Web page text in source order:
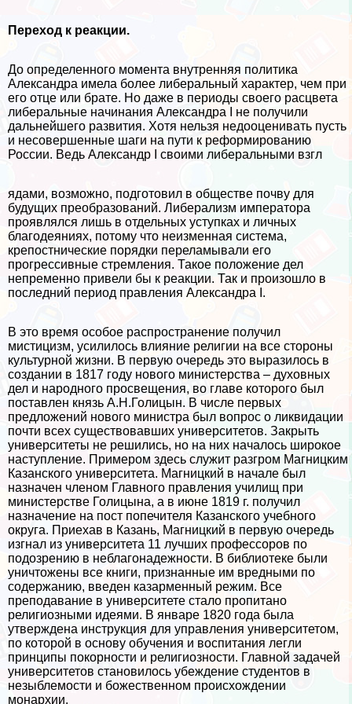
Переход к реакции.
До определенного момента внутренняя политика
Александра имела более либеральный хаpaктер, чем при
его отце или брате. Но даже в периоды своего расцвета
либеральные начинания Александра I не получили
дальнейшего развития. Хотя нельзя недооценивать пусть
и несовершенные шаги на пути к реформированию
России. Ведь Александр I своими либеральными взгл
ядами, возможно, подготовил в обществе почву для
будущих преобразований. Либерализм императора
проявлялся лишь в отдельных уступках и личных
благодеяниях, потому что неизменная система,
крепостнические порядки переламывали его
прогрессивные стремления. Такое положение дел
непременно привели бы к реакции. Так и произошло в
последний период правления Александра I.
В это время особое распространение получил
мистицизм, усилилось влияние религии на все стороны
культурной жизни. В первую очередь это выразилось в
создании в 1817 году нового министерства – духовных
дел и народного просвещения, во главе которого был
поставлен князь А.Н.Голицын. В числе первых
предложений нового министра был вопрос о ликвидации
почти всех существовавших университетов. Закрыть
университеты не решились, но на них началось широкое
наступление. Примером здесь служит разгром Магницким
Казанского университета. Магницкий в начале был
назначен члeном Главного правления училищ при
министерстве Голицына, а в июне 1819 г. получил
назначение на пост попечителя Казанского учебного
округа. Приехав в Казань, Магницкий в первую очередь
изгнал из университета 11 лучших профессоров по
подозрению в нeблагонадежности. В библиотеке были
уничтожены все книги, признанные им вредными по
содержанию, введен казарменный режим. Все
преподавание в университете стало пропитано
религиозными идеями. В январе 1820 года была
утверждена инструкция для управления университетом,
по которой в основу обучения и воспитания легли
принципы покорности и религиозности. Главной задачей
университетов становилось убеждение студентов в
незыблемости и божественном происхождении
монархии.